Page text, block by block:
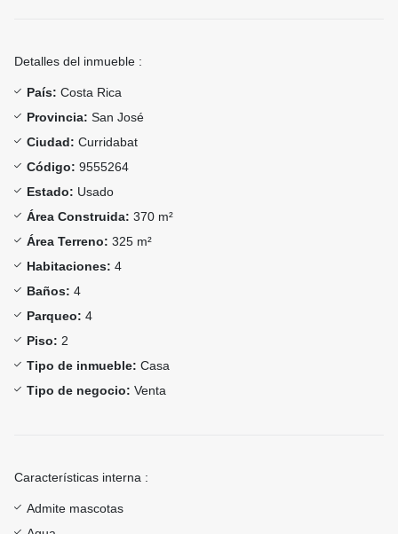
Detalles del inmueble :
País: Costa Rica
Provincia: San José
Ciudad: Curridabat
Código: 9555264
Estado: Usado
Área Construida: 370 m²
Área Terreno: 325 m²
Habitaciones: 4
Baños: 4
Parqueo: 4
Piso: 2
Tipo de inmueble: Casa
Tipo de negocio: Venta
Características interna :
Admite mascotas